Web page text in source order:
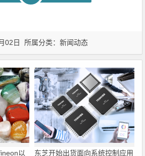
02日 所属分类：新闻动态
以
东芝开始出货面向系统控制应用